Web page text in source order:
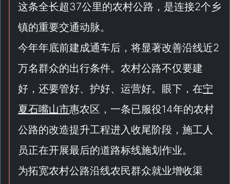
这条全长超37公里的农村公路，是连接2个乡
镇的重要交通动脉。
今年年底前建成通车后，将显著改善沿线近2
万名群众的出行条件。农村公路不仅要建
好，还要管好、护好、运营好。眼下，在宁
夏石嘴山市惠农区，一条已服役14年的农村
公路的改造提升工程进入收尾阶段，施工人
员正在开展最后的道路标线施划作业。
为拓宽农村公路沿线农民群众就业增收渠